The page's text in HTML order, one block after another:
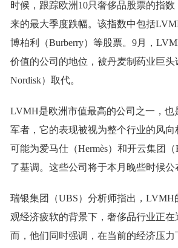
时候，跟踪欧洲10只奢侈品股票的指数
来的最大季度跌幅。该指数中包括
博柏利（Burberry）等股票。9月，
价值的公司的地位，被丹麦制药业巨头
Nordisk）取代。
LVMH是欧洲市值最高的公司之一，也
军者，它的表现被视为整个行业的风
可能为爱马仕（Hermès）和开云集团
了基调。这些公司将于本月晚些时候公
瑞银集团（UBS）分析师指出，LVMH
观经济疲软的背景下，奢侈品行业正在
而，他们同时强调，在当前的经济压